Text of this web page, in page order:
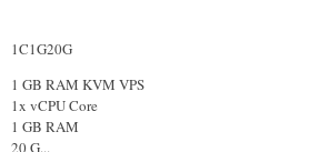
1C1G20G
1 GB RAM KVM VPS
1x vCPU Core
1 GB RAM
20 G...